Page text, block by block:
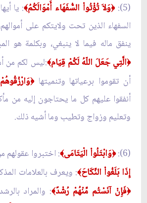
(5): ﴿وَلاَ تُؤْتُواْ السُّفَهَاء أَمْوَالَكُمُ﴾: يا
السفهاء الذين تحت ولايتكم على
ينفق ماله فيما لا ينبغي، وبكلمة هو
﴿الَّتِي جَعَلَ اللّهُ لَكُمْ قِيَام﴾:ليس لكم من
أن تقوموا برعياتها وتنميتها﴿
أنفقوا عليهم كل ما يحتاجون إليه من
وتعليم وزواج وتطيب وما أشيه ذلك.
(6): ﴿وَابْتَلُواْ الْيَتَامَى﴾: اختبروا عقولهم
إِذَا بَلَغُواْ النِّكَاحَ﴾: ويعرف بالعلامات
﴿فَإِنْ آنَسْتُم مِّنْهُمْ رُشْدً﴾: والمراد